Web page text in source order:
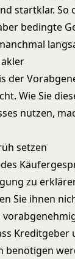
startklar. So
bedingte
der
Wie Sie
nutzen,
setzen
zu
Sie ihnen
benötigen